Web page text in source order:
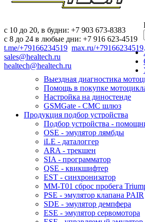
c 10 до 20, в будни: +7 903 673-8383
с 8 до 24 в любые дни: +7 916 623-4519
t.me/+79166234519 max.ru/+79166234519
sales@healtech.ru
healtech@healtech.ru
Выездная диагностика
Помощь в покупке
Настройка на диностенде
GSMGate - СМС шлюз
Продукция подбор устройства
Подбор устройства -
OSE - эмулятор лямбды
iLE - даталоггер
ARA - трекшен
SIA - программатор
QSE - квикшифтер
EST - синхронизатор
MM-T01 сброс пробега
PSE - эмулятор клапана PAIR
SDE - эмулятор демпфера
ESE - эмулятор сервомотора